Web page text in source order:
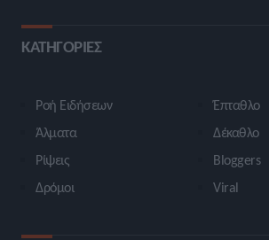
ΚΑΤΗΓΟΡΙΕΣ
Ροή Ειδήσεων
Άλματα
Ρίψεις
Δρόμοι
Έπταθλο
Δέκαθλο
Bloggers
Viral